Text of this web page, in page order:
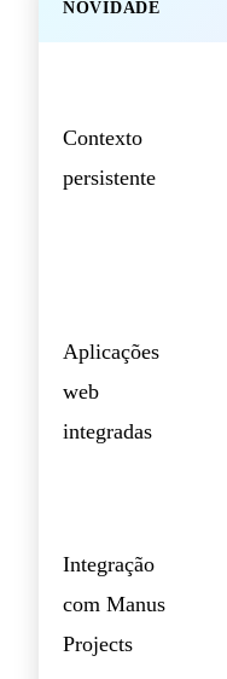
NOVIDADE
Contexto
persistente
Aplicações
web
integradas
Integração
com Manus
Projects